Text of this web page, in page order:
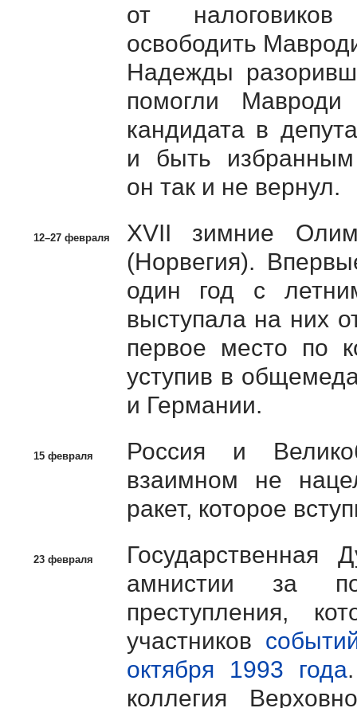
от налоговиков
освободить
Надежды
помогли Мавроди
кандидата в
и быть
он так и не вернул.
12–27 февраля
XVII зимние
(Норвегия).
один год с
выступала на них
первое место по
уступив в
и Германии.
15 февраля
Россия и
взаимном не
ракет, которое
23 февраля
Государственная
амнистии за
преступления,
участников
октября 1993 года
коллегия